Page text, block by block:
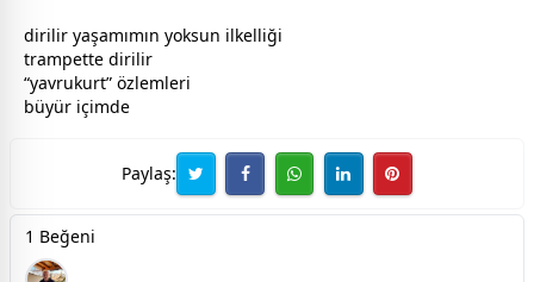
dirilir yaşamımın yoksun ilkelliği
trampette dirilir
“yavrukurt” özlemleri
büyür içimde
Paylaş:
1 Beğeni